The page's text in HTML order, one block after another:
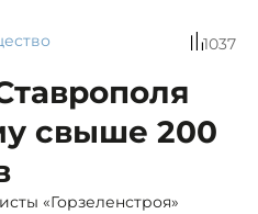
1037
свыше 200
«Горзеленстроя»